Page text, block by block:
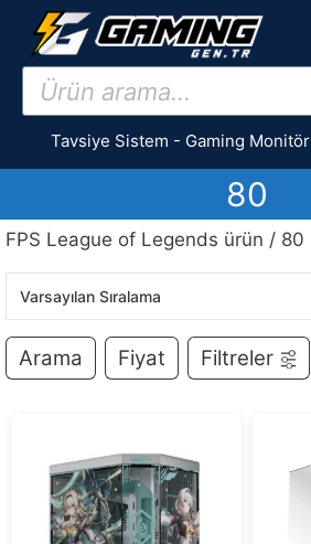
İçeriğe
Products
search
Tavsiye Sistem - Gaming Monitör
80
FPS League of Legends ürün / 80
Arama Fiyat Filtreler